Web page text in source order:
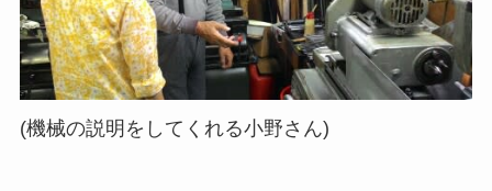
(機械の説明をしてくれる小野さん)